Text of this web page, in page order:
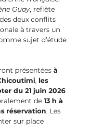
Guay, reflète
deux conflits
à travers un
sujet d’étude.
présentées à
, les
du 21 juin 2026
de 13 h à
réservation. Les
sur place